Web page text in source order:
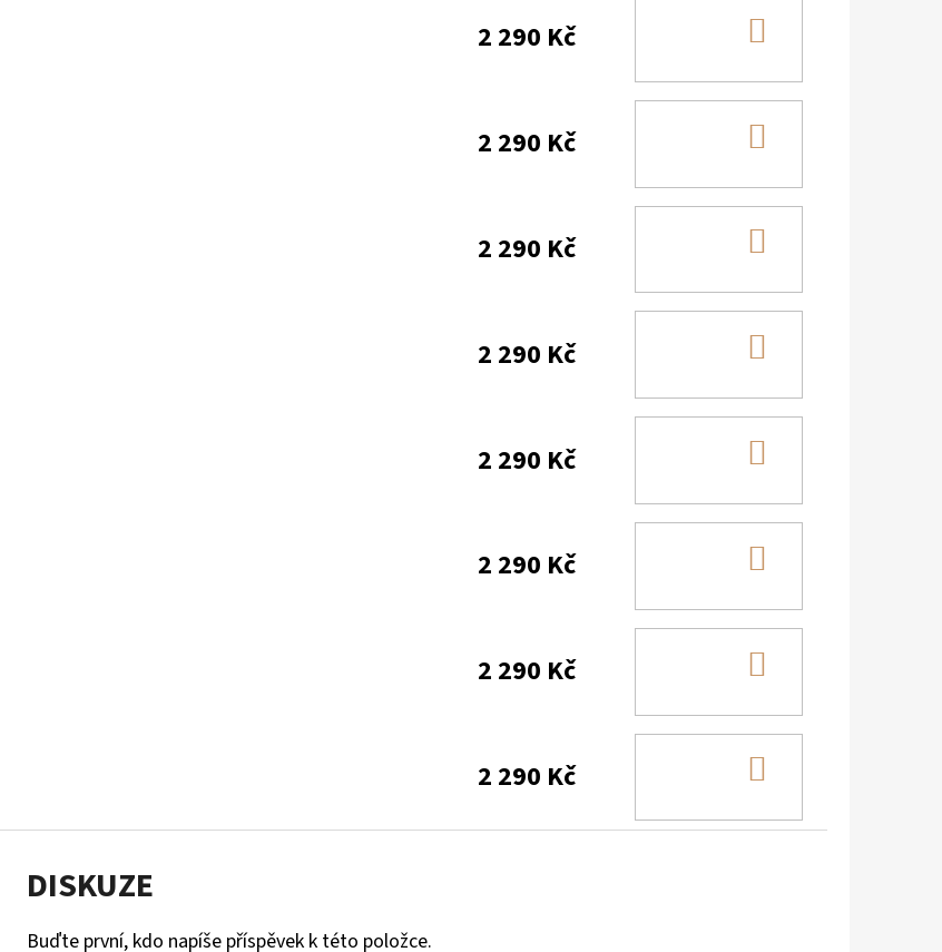
2 290 Kč
2 290 Kč
2 290 Kč
2 290 Kč
2 290 Kč
2 290 Kč
2 290 Kč
2 290 Kč
DISKUZE
Buďte první, kdo napíše příspěvek k této položce.